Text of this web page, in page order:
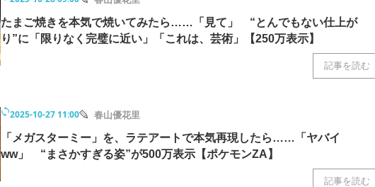
たまご焼きを本気で焼いてみたら……「見て」 “とんでもない仕上が
り”に「限りなく完璧に近い」「これは、芸術」【250万表示】
記事を読む
2025-10-27 11:00 春山優花里
「メガスターミー」を、ラテアートで本気再現したら……「ヤバイ
ww」 “まさかすぎる姿”が500万表示【ポケモンZA】
記事を読む